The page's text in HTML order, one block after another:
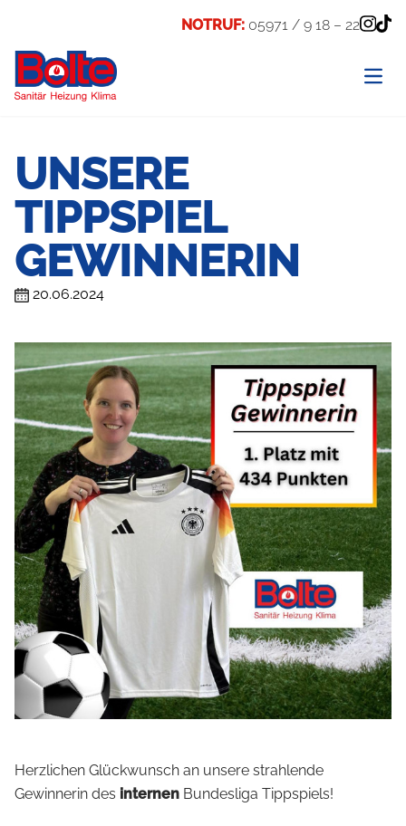
NOTRUF: 05971 / 9 18 – 22
UNSERE
TIPPSPIEL
GEWINNERIN
20.06.2024
Herzlichen Glückwunsch an unsere strahlende
Gewinnerin des internen Bundesliga Tippspiels!